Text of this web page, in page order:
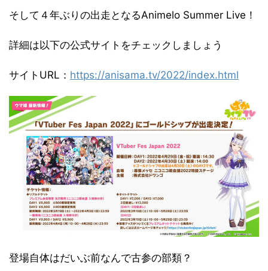
そして４年ぶりの出走となるAnimelo Summer Live！
詳細は以下の公式サイトをチェックしましょう
サイトURL： https://anisama.tv/2022/index.html
登場自体はだいぶ前なんで古参の部類？